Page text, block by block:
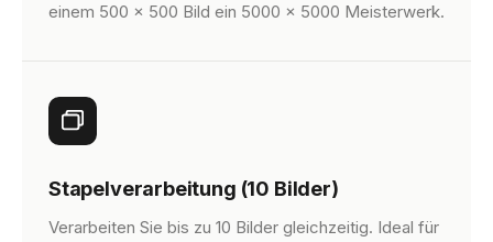
einem 500 × 500 Bild ein 5000 × 5000 Meisterwerk.
Stapelverarbeitung (10 Bilder)
Verarbeiten Sie bis zu 10 Bilder gleichzeitig. Ideal für